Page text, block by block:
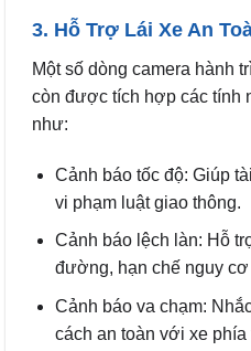
3. Hỗ Trợ Lái Xe An
Một số dòng camera hành
còn được tích hợp các tính
như:
Cảnh báo tốc độ: Giúp
vi phạm luật giao thông.
Cảnh báo lệch làn: Hỗ
đường, hạn chế nguy cơ
Cảnh báo va chạm:
cách an toàn với xe